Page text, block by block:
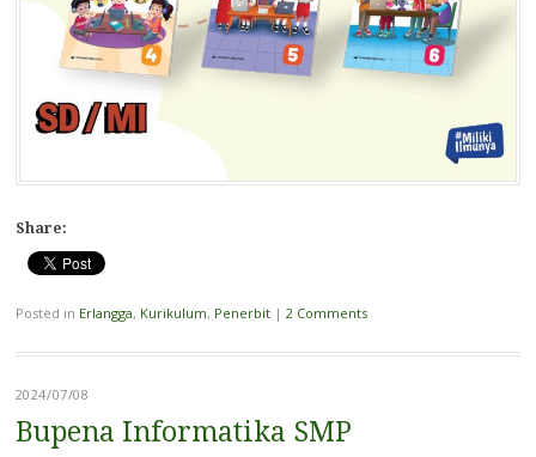
Share:
Posted in Erlangga, Kurikulum, Penerbit | 2 Comments
2024/07/08
Bupena Informatika SMP